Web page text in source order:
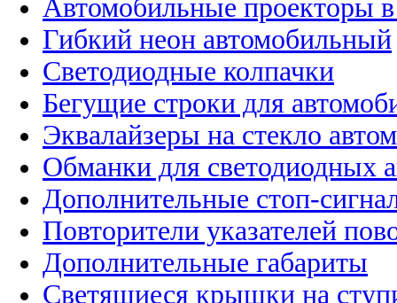
Автомобильные проекторы
Гибкий неон автомобильный
Светодиодные колпачки
Бегущие строки для
Эквалайзеры на стекло
Обманки для светодиодных
Дополнительные стоп-
Повторители указателей
Дополнительные габариты
Светящиеся крышки на